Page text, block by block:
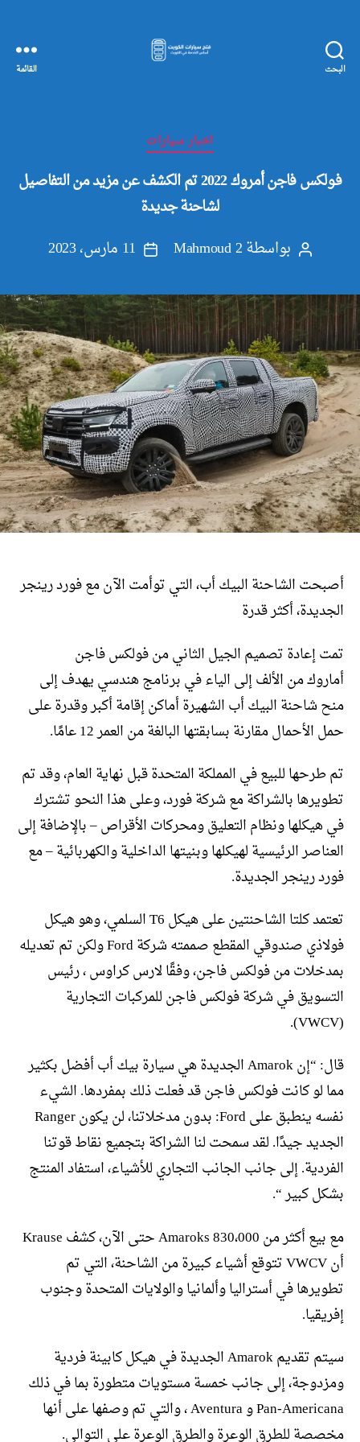
البحث
الكويت
القائمة
التصنيفات
اخبار سيارات
فولكس فاجن أمروك 2022 تم الكشف عن مزيد من التفاصيل
لشاحنة جديدة
كاتببواسطةMahmoud 2
تاريخ
11 مارس، 2023
أصبحت الشاحنة البيك أب، التي توأمت الآن مع فورد رينجر
الجديدة، أكثر قدرة
تمت إعادة تصميم الجيل الثاني من فولكس فاجن
أماروك من الألف إلى الياء في برنامج هندسي يهدف إلى
منح شاحنة البيك أب الشهيرة أماكن إقامة أكبر وقدرة على
حمل الأحمال مقارنة بسابقتها البالغة من العمر 12 عامًا.
تم طرحها للبيع في المملكة المتحدة قبل نهاية العام، وقد تم
تطويرها بالشراكة مع شركة فورد، وعلى هذا النحو تشترك
في هيكلها ونظام التعليق ومحركات الأقراص – بالإضافة إلى
العناصر الرئيسية لهيكلها وبنيتها الداخلية والكهربائية – مع
فورد رينجر الجديدة.
تعتمد كلتا الشاحنتين على هيكل T6 السلمي، وهو هيكل
فولاذي صندوقي المقطع صممته شركة Ford ولكن تم تعديله
بمدخلات من فولكس فاجن، وفقًا لارس كراوس ، رئيس
التسويق في شركة فولكس فاجن للمركبات التجارية
(VWCV).
قال: “إن Amarok الجديدة هي سيارة بيك أب أفضل بكثير
مما لو كانت فولكس فاجن قد فعلت ذلك بمفردها. الشيء
نفسه ينطبق على Ford: بدون مدخلاتنا، لن يكون Ranger
الجديد جيدًا. لقد سمحت لنا الشراكة بتجميع نقاط قوتنا
الفردية. إلى جانب الجانب التجاري للأشياء، استفاد المنتج
بشكل كبير “.
مع بيع أكثر من 830،000 Amaroks حتى الآن، كشف Krause
أن VWCV تتوقع أشياء كبيرة من الشاحنة، التي تم
تطويرها في أستراليا وألمانيا والولايات المتحدة وجنوب
إفريقيا.
سيتم تقديم Amarok الجديدة في هيكل كابينة فردية
ومزدوجة، إلى جانب خمسة مستويات متطورة بما في ذلك
Pan-Americana و Aventura ، والتي تم وصفها على أنها
مخصصة للطرق الوعرة والطرق الوعرة على التوالي.